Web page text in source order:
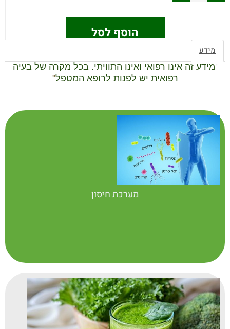
הוסף לסל
מידע
"מידע זה אינו רפואי ואינו התוויתי. בכל מקרה של בעיה
רפואית יש לפנות לרופא המטפל"
מערכת חיסון